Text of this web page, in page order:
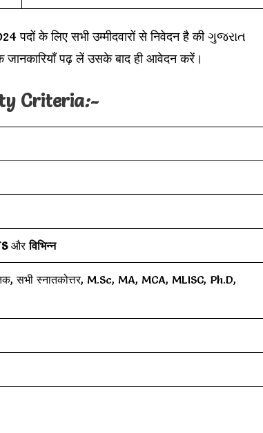
के लिए सभी उम्मीदवारों से निवेदन है की ગુજરાત
पढ़ लें उसके बाद ही आवेदन करें।
Criteria:-
औरविभिन्न
सभी स्नातकोत्तर, M.Sc, MA, MCA, MLISC, Ph.D,